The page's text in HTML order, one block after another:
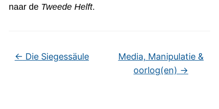
naar de Tweede Helft.
← Die Siegessäule
Media, Manipulatie &
oorlog(en) →